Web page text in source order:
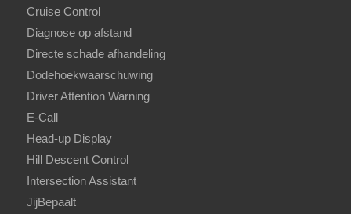
Cruise Control
Diagnose op afstand
Directe schade afhandeling
Dodehoekwaarschuwing
Driver Attention Warning
E-Call
Head-up Display
Hill Descent Control
Intersection Assistant
JijBepaalt